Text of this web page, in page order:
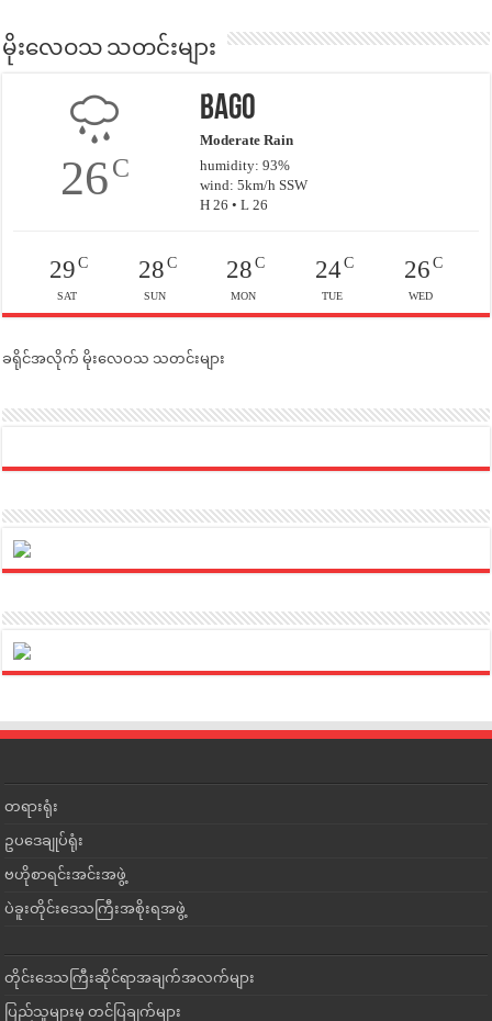
မိုးလေဝသ သတင်းများ
26C
Bago
Moderate Rain
humidity: 93%
wind: 5km/h SSW
H 26 • L 26
29C
SAT
28C
SUN
28 C
MON
24C
TUE
26C
WED
ခရိုင်အလိုက် မိုးလေဝသ သတင်းများ
တရားရုံး
ဥပဒေချုပ်ရုံး
ဗဟိုစာရင်းအင်းအဖွဲ့
ပဲခူးတိုင်းဒေသကြီးအစိုးရအဖွဲ့
တိုင်းဒေသကြီးဆိုင်ရာအချက်အလက်များ
ပြည်သူများမှ တင်ပြချက်များ